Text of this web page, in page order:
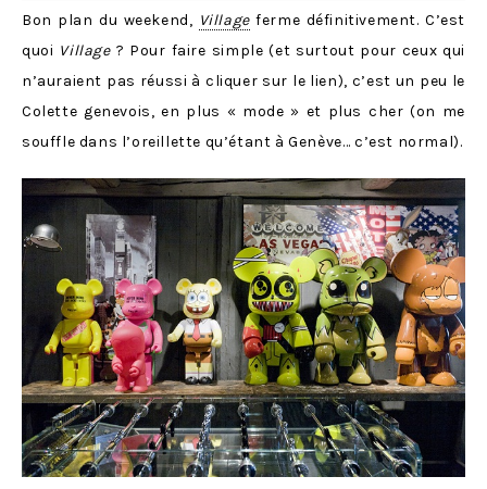
Bon plan du weekend, Villageferme définitivement. C’est
quoi Village? Pour faire simple (et surtout pour ceux qui
n’auraient pas réussi à cliquer sur le lien), c’est un peu le
Colette genevois, en plus « mode » et plus cher (on me
souffle dans l’oreillette qu’étant à Genève… c’est normal).